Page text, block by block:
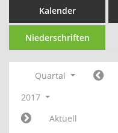
Kalender
Niederschriften
Quartal
2017
Aktuell